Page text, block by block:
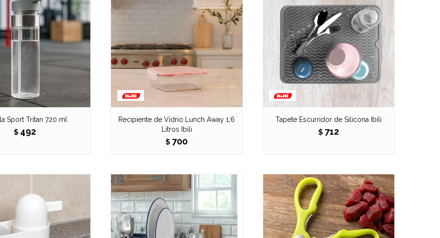
Sport Tritan 720 ml
$ 492
Recipiente de Vidrio Lunch Away 1,6
Litros Ibili
$ 700
Tapete Escurridor de Silicona Ibili
$ 712